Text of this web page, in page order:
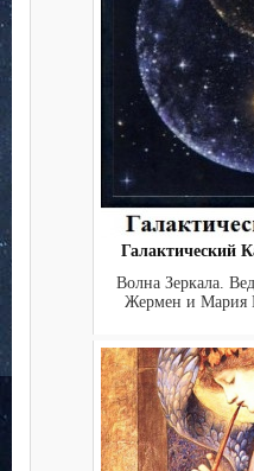
Галактический
Волна Зеркала.
Жермен и